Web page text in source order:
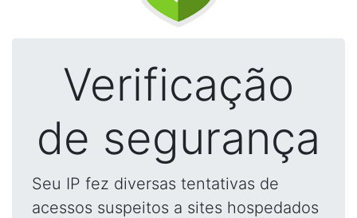
Verificação
de segurança
Seu IP fez diversas tentativas de
acessos suspeitos a sites hospedados